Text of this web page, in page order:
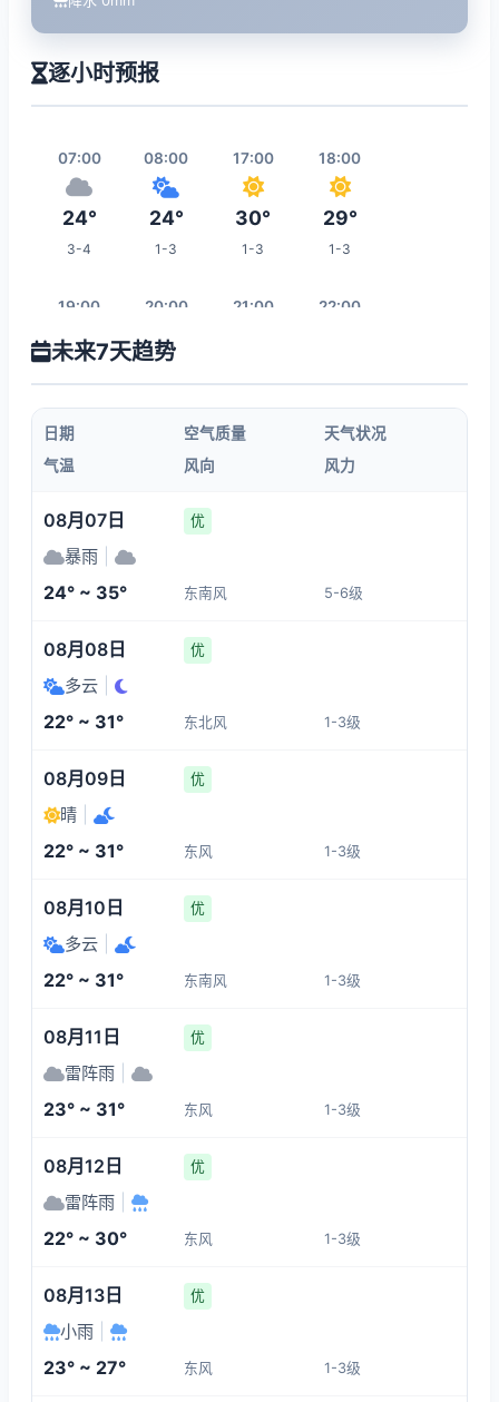
逐小时预报
07:00
24°
3-4
08:00
24°
1-3
17:00
30°
1-3
18:00
29°
1-3
19:00
28°
20:00
27°
21:00 22:00
23:00
24°
1-3
00:00 02:00
09:00
26°
1-3
03:00 05:00
22°
1-3 1-3
13:00
29°
14:00
1-3
未来7天趋势
日期 空气质量
天气状况
气温
风向 风力
08月07日 优
暴雨
24° ~ 35° 东南风 5-6级
08月08日 优
多云
22° ~ 31° 东北风 1-3级
08月09日 优
晴
22° ~ 31° 东风 1-3级
08月10日 优
多云
22° ~ 31° 东南风 1-3级
08月11日 优
雷阵雨
23° ~ 31° 东风 1-3级
08月12日 优
雷阵雨
22° ~ 30° 东风 1-3级
08月13日 优
小雨
23° ~ 27° 东风 1-3级